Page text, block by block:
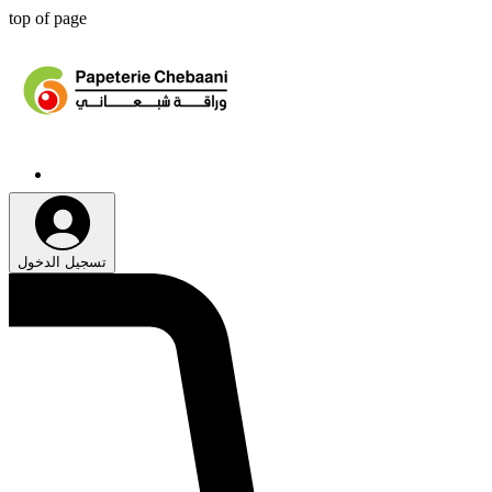
top of page
تسجيل الدخول